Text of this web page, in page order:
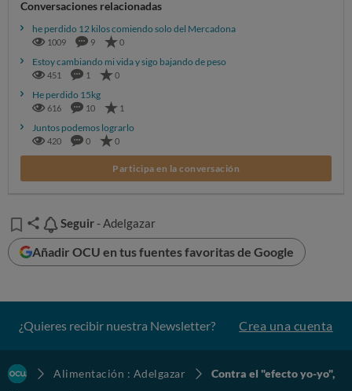
Conversaciones relacionadas
he perdido 12 kilos comiendo solo del Mercadona
1009 9 0
Estoy cambiando mi vida y sigo bajando de peso
451 1 0
He perdido 15kg
616 10 1
Juntos podemos lograrlo
420 0 0
Participa en la conversación
Seguir
Seguir - Adelgazar
Añadir OCU en tus fuentes favoritas de Google
¿Quieres recibir nuestra Newsletter? Crea una cuenta
Alimentación : Adelgazar
Contra el "efecto yo-yo",